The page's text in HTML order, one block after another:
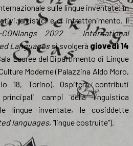
sulle lingue inventate, in
artistici e di intrattenimento. Il
CONlangs 2022 – International
Languagessi svolgerà giovedì 14
Lauree del Dipartimento di Lingue
Moderne (Palazzina Aldo Moro,
18, Torino). Ospiterà contributi
campi della linguistica
lingue inventate, le cosiddette
languages, “lingue costruite”).